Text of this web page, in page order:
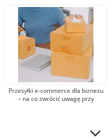
świetlne i przebudowane zostaną
skrzyżowania
Przesyłki e-commerce dla biznesu
– na co zwrócić uwagę przy